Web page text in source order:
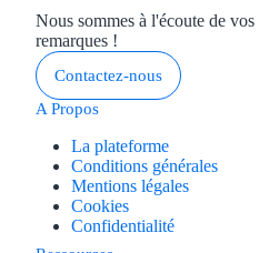
Nous sommes à l'écoute de
remarques !
Contactez-nous
A Propos
La plateforme
Conditions générales
Mentions légales
Cookies
Confidentialité